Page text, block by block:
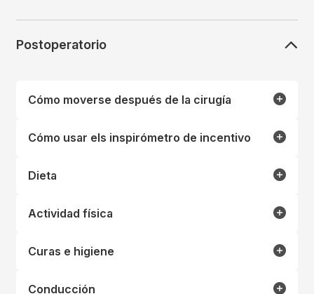
Postoperatorio
Cómo moverse después de la cirugía
Cómo usar els inspirómetro de incentivo
Dieta
Actividad física
Curas e higiene
Conducción